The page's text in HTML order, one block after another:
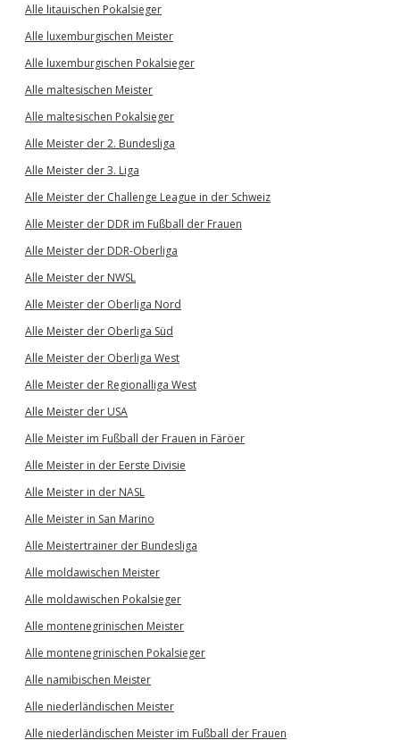
Alle litauischen Pokalsieger
Alle luxemburgischen Meister
Alle luxemburgischen Pokalsieger
Alle maltesischen Meister
Alle maltesischen Pokalsieger
Alle Meister der 2. Bundesliga
Alle Meister der 3. Liga
Alle Meister der Challenge League in der Schweiz
Alle Meister der DDR im Fußball der Frauen
Alle Meister der DDR-Oberliga
Alle Meister der NWSL
Alle Meister der Oberliga Nord
Alle Meister der Oberliga Süd
Alle Meister der Oberliga West
Alle Meister der Regionalliga West
Alle Meister der USA
Alle Meister im Fußball der Frauen in Färöer
Alle Meister in der Eerste Divisie
Alle Meister in der NASL
Alle Meister in San Marino
Alle Meistertrainer der Bundesliga
Alle moldawischen Meister
Alle moldawischen Pokalsieger
Alle montenegrinischen Meister
Alle montenegrinischen Pokalsieger
Alle namibischen Meister
Alle niederländischen Meister
Alle niederländischen Meister im Fußball der Frauen